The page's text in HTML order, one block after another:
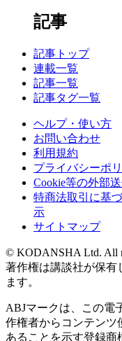
記事
記事トップ
連載一覧
記事一覧
記事タグ一覧
ヘルプ・使い方
お問い合わせ
利用規約
プライバシーポ
Cookie等の外部
特商法取引に基
示
サイトマップ
© KODANSHA Ltd. All
著作権は講談社が保有
ます。
ABJマークは、この電
作権者からコンテンツ
あることを示す登録商